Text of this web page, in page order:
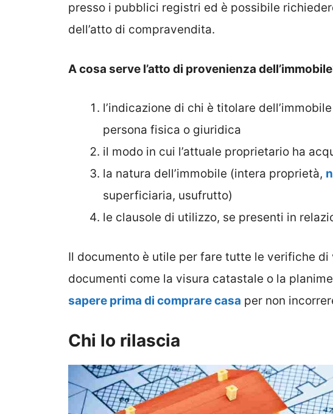
presso i pubblici registri ed è possibile
dell’atto di compravendita.
A cosa serve l’atto di provenienza dell’immobile
l’indicazione di chi è titolare
persona fisica o giuridica
il modo in cui l’attuale proprietario ha
la natura dell’immobile (intera proprietà,
superficiaria, usufrutto)
le clausole di utilizzo, se presenti in
Il documento è utile per fare tutte le verifiche
documenti come la visura catastale o la
sapere prima di comprare casa per non
Chi lo rilascia